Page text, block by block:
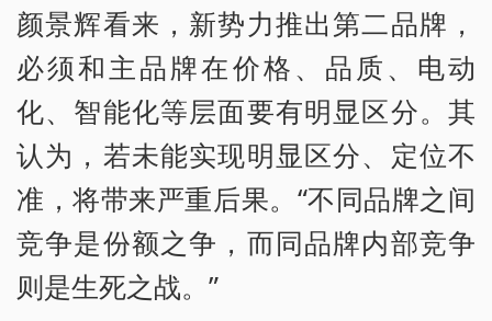
颜景辉看来，新势力推出第二品牌，
必须和主品牌在价格、品质、电动
化、智能化等层面要有明显区分。其
认为，若未能实现明显区分、定位不
准，将带来严重后果。“不同品牌之间
竞争是份额之争，而同品牌内部竞争
则是生死之战。”